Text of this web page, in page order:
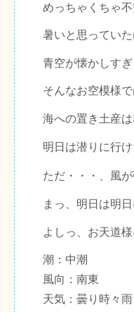
めっちゃくちゃ
暑いと思っていた
青空が懐かしす
そんなお空模様
海への置き土産
明日は潜りに行
ただ・・・、風
まっ、明日は明
よしっ、お天道
潮：中潮
風向：南東
天気：曇り時々雨